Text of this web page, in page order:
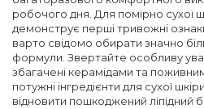
робочого дня. Для помірно сухої
демонструє перші тривожні
варто свідомо обирати значно
формули. Звертайте особливу
збагачені керамідами та
потужні інгредієнти для сухої
відновити пошкоджений ліпідний